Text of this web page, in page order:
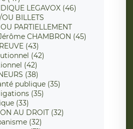
LEGAVOX (46)
OU BILLETS
PARTIELLEMENT
CHAMBRON (45)
(43)
(42)
(42)
(38)
publique (35)
(35)
(33)
AU DROIT (32)
(32)